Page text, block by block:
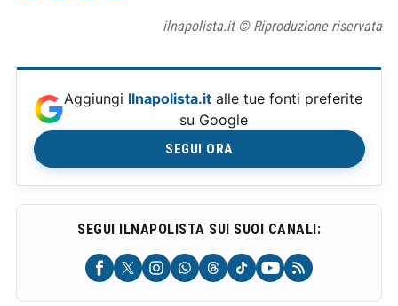
ilnapolista.it © Riproduzione riservata
Aggiungi Ilnapolista.it alle tue fonti preferite
su Google
SEGUI ORA
SEGUI ILNAPOLISTA SUI SUOI CANALI: